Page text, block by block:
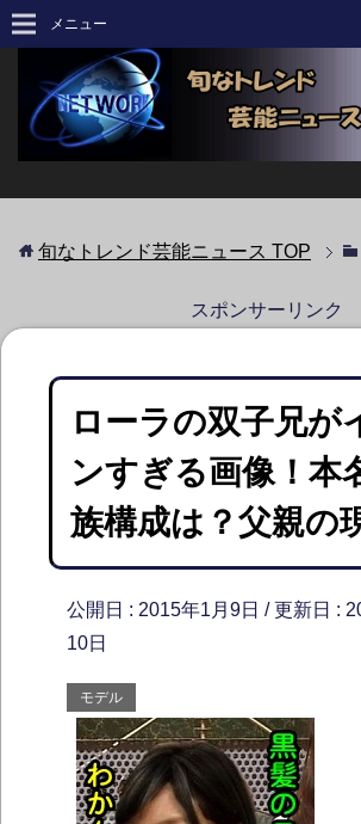
メニュー
旬なトレンド芸能ニュース TOP
スポンサーリンク
ローラの双子兄が
ンすぎる画像！本
族構成は？父親の
公開日 : 2015年1月9日 / 更新日 :
10日
モデル